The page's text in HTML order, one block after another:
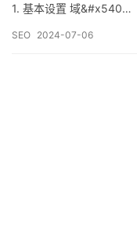
1. 基本设置 域&#x540…
SEO 2024-07-06